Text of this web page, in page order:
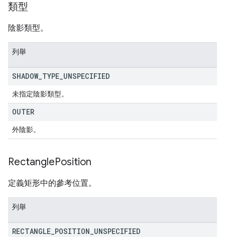
類型
陰影類型。
列舉
SHADOW_ TYPE UNSPECIFIED
未指定陰影類型。
OUTER
外陰影。
RectanglePosition
定義矩形中的參考位置。
列舉
RECTANGLE POSITION UNSPECIFIED